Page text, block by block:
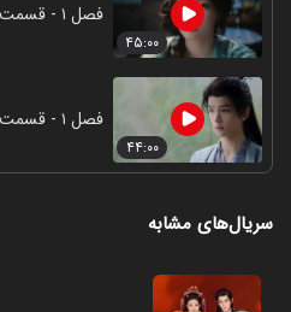
۴۵:۰۰
فصل ۱ - قسمت ۱۶
۴۴:۰۰
فصل ۱ - قسمت ۱۷
سریال‌های مشابه